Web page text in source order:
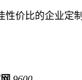
性价比的企业定制